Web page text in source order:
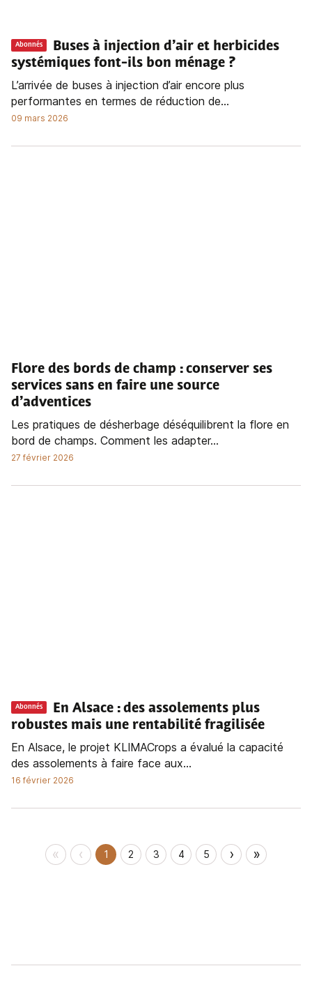
Abonnés
Buses à injection d’air et herbicides
systémiques font-ils bon ménage ?
L’arrivée de buses à injection d’air encore plus
performantes en termes de réduction de...
09 mars 2026
Flore des bords de champ : conserver ses
services sans en faire une source
d’adventices
Les pratiques de désherbage déséquilibrent la flore en
bord de champs. Comment les adapter...
27 février 2026
Abonnés
En Alsace : des assolements plus
robustes mais une rentabilité fragilisée
En Alsace, le projet KLIMACrops a évalué la capacité
des assolements à faire face aux...
16 février 2026
« ‹ 1 2 3 4 5 › »